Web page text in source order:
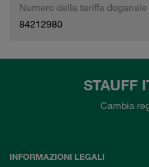
Numero della tariffa doganale
84212980
STAUFF
Cambia
INFORMAZIONI LEGALI